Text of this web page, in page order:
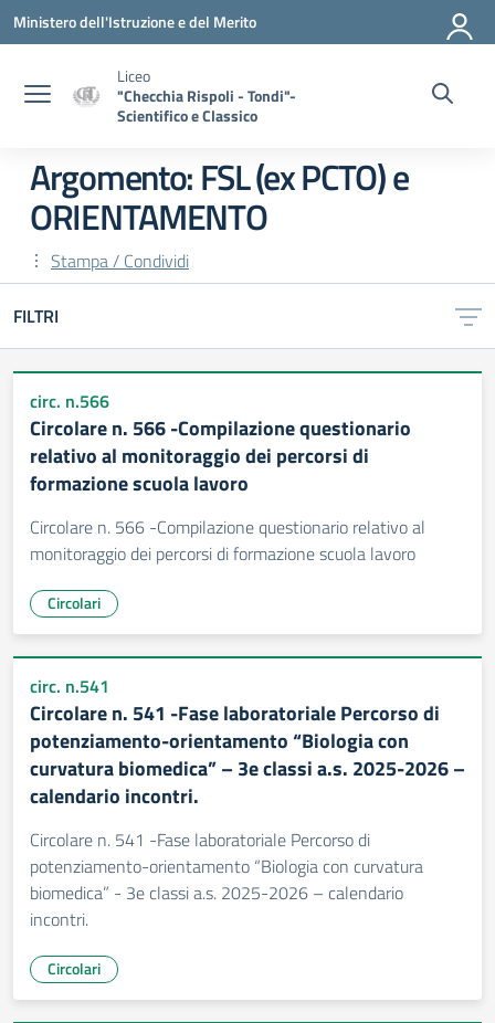
Vai ai contenuti
Vai al menu di navigazione
Vai al footer
Ministero dell'Istruzione e del Merito
Liceo
"Checchia Rispoli - Tondi"-
Scientifico e Classico
Argomento: FSL (ex PCTO) e
ORIENTAMENTO
Stampa / Condividi
FILTRI
circ. n.566
Circolare n. 566 -Compilazione questionario
relativo al monitoraggio dei percorsi di
formazione scuola lavoro
Circolare n. 566 -Compilazione questionario relativo al
monitoraggio dei percorsi di formazione scuola lavoro
Circolari
circ. n.541
Circolare n. 541 -Fase laboratoriale Percorso di
potenziamento-orientamento “Biologia con
curvatura biomedica” – 3e classi a.s. 2025-2026 –
calendario incontri.
Circolare n. 541 -Fase laboratoriale Percorso di
potenziamento-orientamento “Biologia con curvatura
biomedica” - 3e classi a.s. 2025-2026 – calendario
incontri.
Circolari